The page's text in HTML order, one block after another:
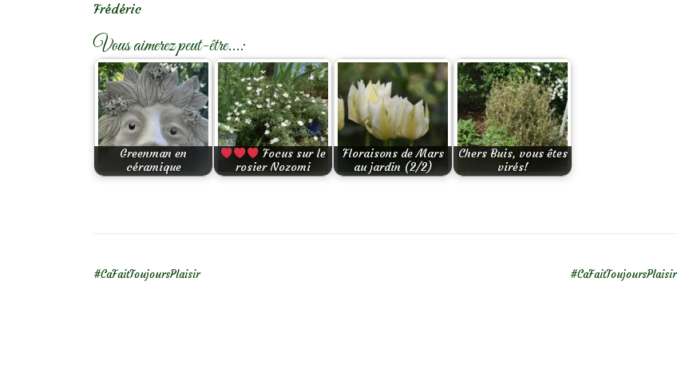
Frédéric
Vous aimerez peut-être...:
Greenman en
céramique
Focus sur le
rosier Nozomi
Floraisons de Mars
au jardin (2/2)
Chers Buis, vous êtes
virés!
#CaFaitToujoursPlaisir #CaFaitToujoursPlaisir